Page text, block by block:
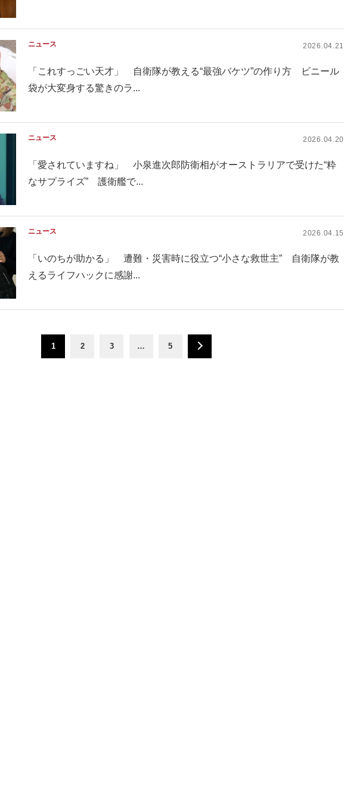
ニュース 2026.04.21
「これすっごい天才」 自衛隊が教える“最強バケツ”の作り方 ビニール
袋が大変身する驚きのラ...
ニュース 2026.04.20
「愛されていますね」 小泉進次郎防衛相がオーストラリアで受けた“粋
なサプライズ” 護衛艦で...
ニュース 2026.04.15
「いのちが助かる」 遭難・災害時に役立つ“小さな救世主” 自衛隊が教
えるライフハックに感謝...
1 2 3 … 5